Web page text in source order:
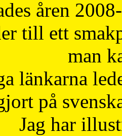
åren
till ett
man
länkarna
på
Jag har